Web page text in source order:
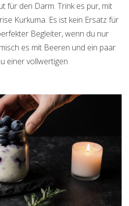
für den Darm. Trink es pur, mit
Kurkuma. Es ist kein Ersatz für
Begleiter, wenn du nur
es mit Beeren und ein paar
einer vollwertigen